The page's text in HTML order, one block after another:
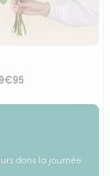
dans la journée